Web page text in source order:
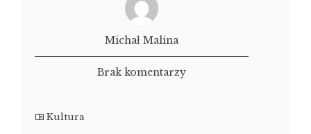
Michał Malina
Brak komentarzy
Kultura